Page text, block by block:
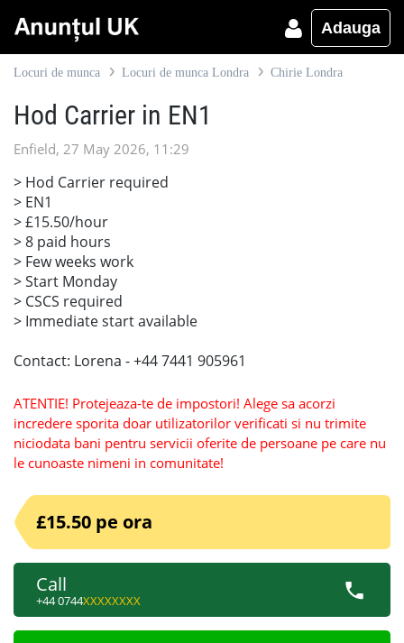
Adauga
Locuri de munca Locuri de munca Londra Chirie Londra
Hod Carrier in EN1
Enfield, 27 May 2026, 11:29
> Hod Carrier required
> EN1
> £15.50/hour
> 8 paid hours
> Few weeks work
> Start Monday
> CSCS required
> Immediate start available
Contact: Lorena - +44 7441 905961
ATENTIE! Protejeaza-te de impostori! Alege sa acorzi
incredere sporita doar utilizatorilor verificati si nu trimite
niciodata bani pentru servicii oferite de persoane pe care nu
le cunoaste nimeni in comunitate!
£15.50 pe ora
Call
+44 0744XXXXXXXX